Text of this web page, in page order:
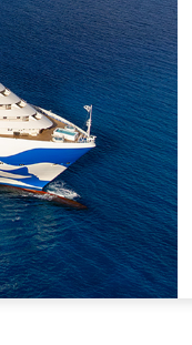
第10天
第11天
第12天
第13天